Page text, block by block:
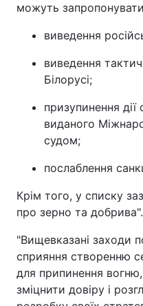
можуть
виведення
виведення
Білорусі;
призупинення
виданого
судом;
послаблення
Крім того, у списку
про зерно та добрива".
"Вищевказані заходи
сприяння створенню
для припинення
зміцнити довіру і